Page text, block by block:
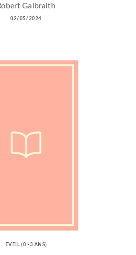
Galbraith
02/05/2024
EVEIL (0 -3 ANS)